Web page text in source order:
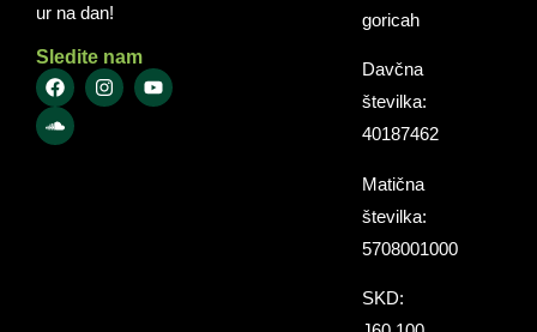
ur na dan!
Sledite nam
goricah
Davčna
številka:
40187462
Matična
številka:
5708001000
SKD: